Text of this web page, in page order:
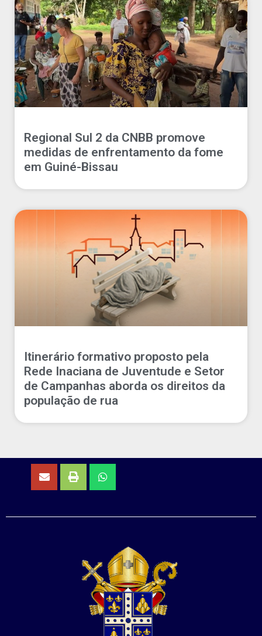
Regional Sul 2 da CNBB promove
medidas de enfrentamento da fome
em Guiné-Bissau
Itinerário formativo proposto pela
Rede Inaciana de Juventude e Setor
de Campanhas aborda os direitos da
população de rua